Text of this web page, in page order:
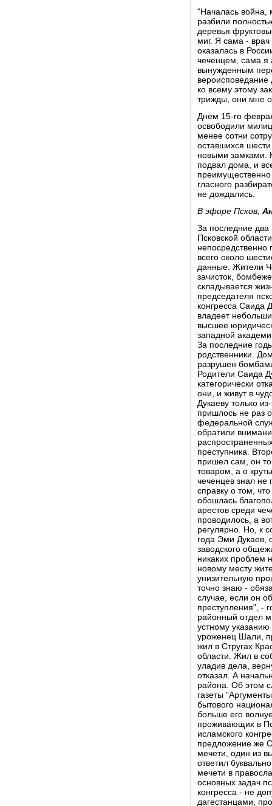
"Началась война,
разбили
деревья
миг. Я сама -
оказалась в
чеченцем, сама я
вынужденным
вероисповедание
ко всему этому
трижды, они мне
Днем 15-го
освободили
менее сотни
оставшихся
новыми замками.
подвал дома, и
гласного
не дождались.
В эфире Псков,
За последние
Псковской
непосредственно
всего около
данные. Жители
зачисток,
складывается
председателя
конгресса Саида
владеет
высшее
западной
За последние
родственники.
разрушен
Родители Саида
категорически
они, и живут в
Дукаеву только
пришлось не раз
федеральной
обратили
преступника.
пришел сам, он
товаром, а о
чеченцев знал не
справку о том,
обошлась
арестов среди
проводилось, а
регулярно. Но, к
года Эми Дукаев,
заводского
никаких проблем
новому месту
унизительную
точно знаю -
случае, если он
преступления", -
районный отдел
устному
уроженец Шали,
жил в Стругах
области. Жил в
уладив дела,
отказал. А
района. Об этом
газеты
бытового
больше его
проживающих в
исламского
предложение же
мечети, один из
ответил
мечети в
основных задач
конгресса - не
дагестанцами,